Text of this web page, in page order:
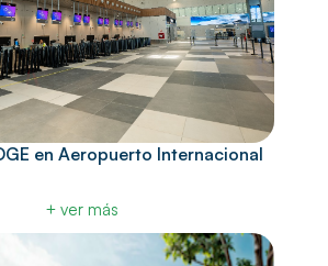
en Aeropuerto Internacional
+ ver más